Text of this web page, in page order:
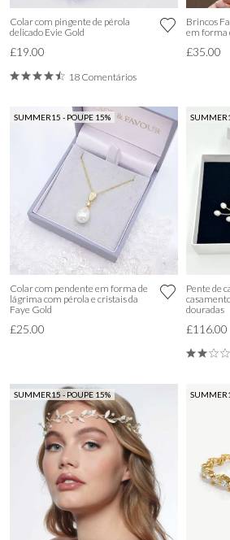
Colar com pingente de pérola
delicado Evie Gold
£19.00
18 Comentários
Brincos
em forma
£35.00
SUMMER15 - POUPE 15%
Colar com pendente em forma de
lágrima com pérola e cristais da
Faye Gold
£25.00
Pente de
douradas
£116.00
SUMMER15 - POUPE 15%